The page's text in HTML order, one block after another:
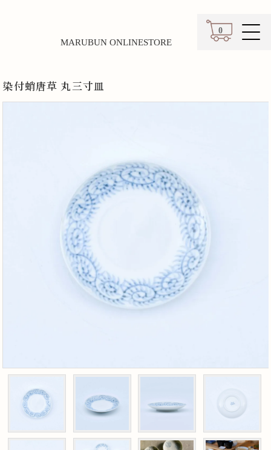
0
カート
MARUBUN ONLINESTORE
染付蛸唐草 丸三寸皿